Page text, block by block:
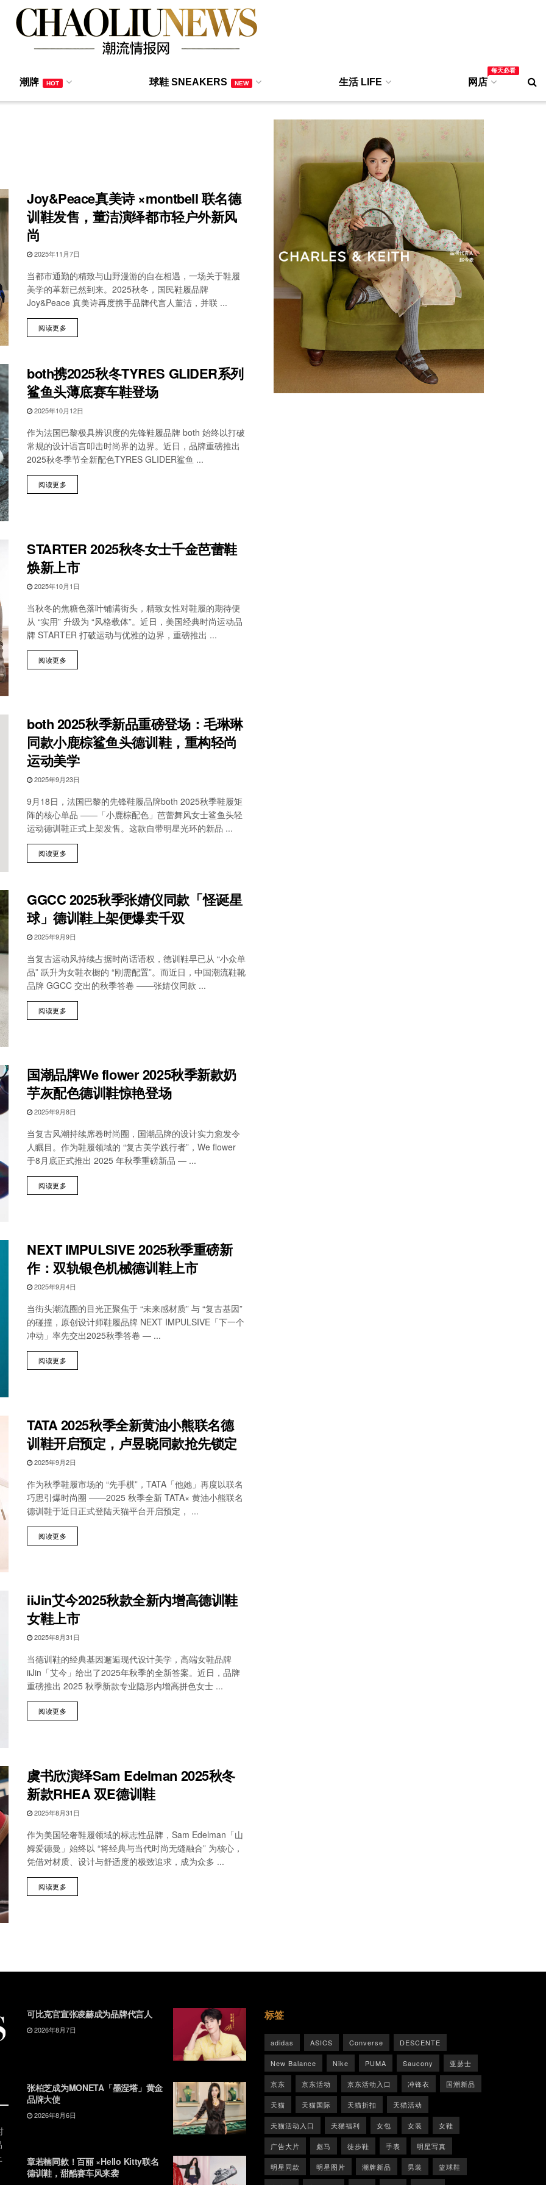
潮牌 HOT 球鞋 SNEAKERS NEW 生活 LIFE 网店
每天必看
Joy&Peace真美诗 ×montbell 联名德
训鞋发售，董洁演绎都市轻户外新风
尚
2025年11月7日
当都市通勤的精致与山野漫游的自在相遇，一场关于鞋履
美学的革新已然到来。2025秋冬，国民鞋履品牌
Joy&Peace 真美诗再度携手品牌代言人董洁，并联 ...
阅读更多
both携2025秋冬TYRES GLIDER系列
鲨鱼头薄底赛车鞋登场
2025年10月12日
作为法国巴黎极具辨识度的先锋鞋履品牌 both 始终以打破
常规的设计语言叩击时尚界的边界。近日，品牌重磅推出
2025秋冬季节全新配色TYRES GLIDER鲨鱼 ...
阅读更多
STARTER 2025秋冬女士千金芭蕾鞋
焕新上市
2025年10月1日
当秋冬的焦糖色落叶铺满街头，精致女性对鞋履的期待便
从 “实用” 升级为 “风格载体”。近日，美国经典时尚运动品
牌 STARTER 打破运动与优雅的边界，重磅推出 ...
阅读更多
both 2025秋季新品重磅登场：毛琳琳
同款小鹿棕鲨鱼头德训鞋，重构轻尚
运动美学
2025年9月23日
9月18日，法国巴黎的先锋鞋履品牌both 2025秋季鞋履矩
阵的核心单品 ——「小鹿棕配色」芭蕾舞风女士鲨鱼头轻
运动德训鞋正式上架发售。这款自带明星光环的新品 ...
阅读更多
GGCC 2025秋季张婧仪同款「怪诞星
球」德训鞋上架便爆卖千双
2025年9月9日
当复古运动风持续占据时尚话语权，德训鞋早已从 “小众单
品” 跃升为女鞋衣橱的 “刚需配置”。而近日，中国潮流鞋靴
品牌 GGCC 交出的秋季答卷 ——张婧仪同款 ...
阅读更多
国潮品牌We flower 2025秋季新款奶
芋灰配色德训鞋惊艳登场
2025年9月8日
当复古风潮持续席卷时尚圈，国潮品牌的设计实力愈发令
人瞩目。作为鞋履领域的 “复古美学践行者”，We flower
于8月底正式推出 2025 年秋季重磅新品 — ...
阅读更多
NEXT IMPULSIVE 2025秋季重磅新
作：双轨银色机械德训鞋上市
2025年9月4日
当街头潮流圈的目光正聚焦于 “未来感材质” 与 “复古基因”
的碰撞，原创设计师鞋履品牌 NEXT IMPULSIVE「下一个
冲动」率先交出2025秋季答卷 — ...
阅读更多
TATA 2025秋季全新黄油小熊联名德
训鞋开启预定，卢昱晓同款抢先锁定
2025年9月2日
作为秋季鞋履市场的 “先手棋”，TATA「他她」再度以联名
巧思引爆时尚圈 ——2025 秋季全新 TATA× 黄油小熊联名
德训鞋于近日正式登陆天猫平台开启预定， ...
阅读更多
iiJin艾今2025秋款全新内增高德训鞋
女鞋上市
2025年8月31日
当德训鞋的经典基因邂逅现代设计美学，高端女鞋品牌
iiJin「艾今」给出了2025年秋季的全新答案。近日，品牌
重磅推出 2025 秋季新款专业隐形内增高拼色女士 ...
阅读更多
虞书欣演绎Sam Edelman 2025秋冬
新款RHEA 双E德训鞋
2025年8月31日
作为美国轻奢鞋履领域的标志性品牌，Sam Edelman「山
姆爱德曼」始终以 “将经典与当代时尚无缝融合” 为核心，
凭借对材质、设计与舒适度的极致追求，成为众多 ...
阅读更多
可比克官宣张凌赫成为品牌代言人
2026年8月7日
张柏芝成为MONETA「墨涅塔」黄金
品牌大使
2026年8月6日
章若楠同款！百丽 ×Hello Kitty联名
德训鞋，甜酷赛车风来袭
标签
adidas ASICS Converse DESCENTE
New Balance Nike PUMA Saucony 亚瑟士
京东 京东活动 京东活动入口 冲锋衣 国潮新品
天猫 天猫国际 天猫折扣 天猫活动
天猫活动入口 天猫福利 女包 女装 女鞋
广告大片 彪马 徒步鞋 手表 明星写真
明星同款 明星图片 潮牌新品 男装 篮球鞋